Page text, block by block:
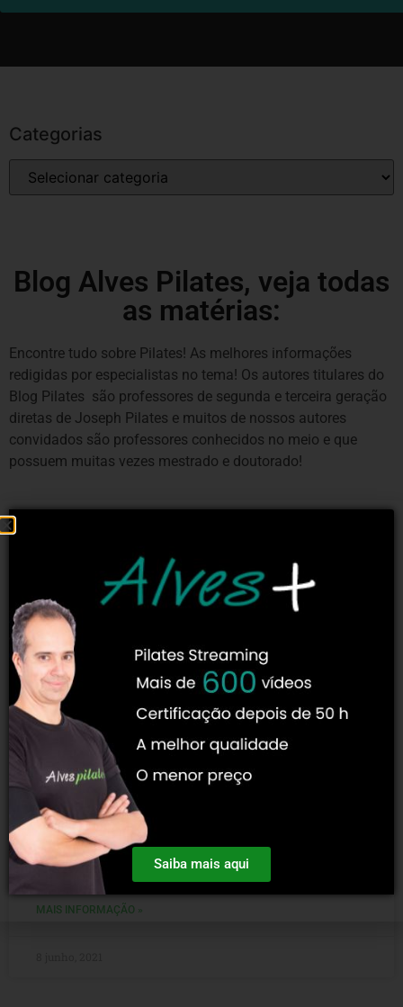
Categorias
Blog Alves Pilates, veja todas
as matérias:
Encontre tudo sobre Pilates! As melhores informações
redigidas por especialistas no tema! Os autores titulares do
Blog Pilates são professores de segunda e terceira geração
diretas de Joseph Pilates e muitos de nossos autores
convidados são professores conhecidos no meio e que
possuem muitas vezes mestrado e doutorado!
Você Sabe O Que É A Fascite Plantar?
Causas, Sintomas E Tratamento!
A fascite plantar é uma patologia que surge no pé e que
pode ser inflamatória ou degenerativa. Costuma afetar o
tecido fibroso da sola dos
MAIS INFORMAÇÃO »
Saiba mais aqui